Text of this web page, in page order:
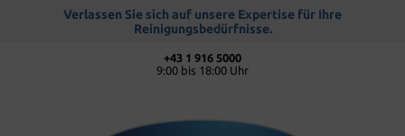
springenVerlassen Sie sich auf unsere Expertise für Ihre
Reinigungsbedürfnisse.
+43 1 916 5000
9:00 bis 18:00 Uhr